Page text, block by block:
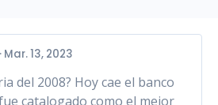
13, 2023
del 2008? Hoy cae el banco
catalogado como el mejor